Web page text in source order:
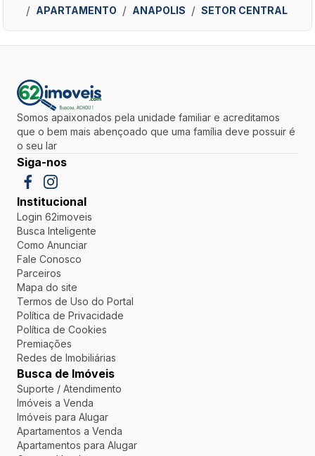
APARTAMENTO
ANAPOLIS SETOR CENTRAL
Somos apaixonados pela unidade familiar e acreditamos
que o bem mais abençoado que uma família deve possuir é
o seu lar
Siga-nos
Institucional
Login 62imoveis
Busca Inteligente
Como Anunciar
Fale Conosco
Parceiros
Mapa do site
Termos de Uso do Portal
Política de Privacidade
Política de Cookies
Premiações
Redes de Imobiliárias
Busca de Imóveis
Suporte / Atendimento
Imóveis a Venda
Imóveis para Alugar
Apartamentos a Venda
Apartamentos para Alugar